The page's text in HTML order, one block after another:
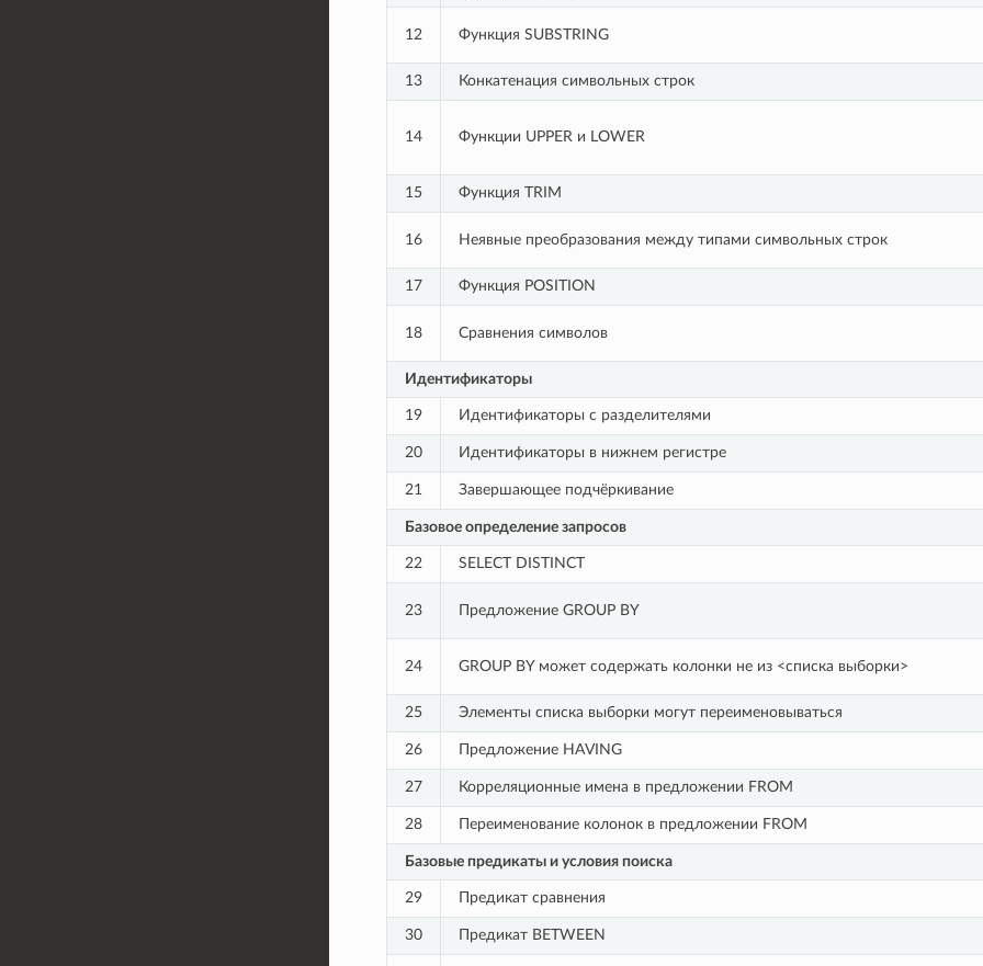
12 Функция SUBSTRING
13 Конкатенация символьных строк
14 Функции UPPER и LOWER
15 Функция TRIM
16 Неявные преобразования между типами символьных строк
17 Функция POSITION
18 Сравнения символов
Идентификаторы
19 Идентификаторы с разделителями
20 Идентификаторы в нижнем регистре
21 Завершающее подчёркивание
Базовое определение запросов
22 SELECT DISTINCT
23 Предложение GROUP BY
24 GROUP BY может содержать колонки не из <списка выборки>
25 Элементы списка выборки могут переименовываться
26 Предложение HAVING
27 Корреляционные имена в предложении FROM
28 Переименование колонок в предложении FROM
Базовые предикаты и условия поиска
29 Предикат сравнения
30 Предикат BETWEEN